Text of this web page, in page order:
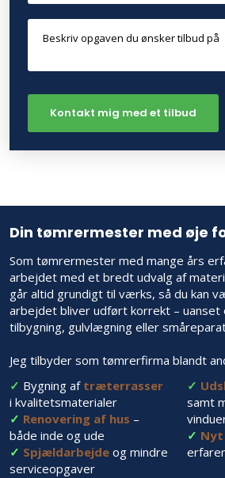
Din tømrermester med øje
Som tømrermester med mange års
arbejdet med et bredt udvalg af
går altid grundigt til værks, så du kan
arbejdet bliver udført korrekt –
tilbygning, gulvlægning eller
Jeg tilbyder som tømrerfirma blandt
✓ Bygning af træterrasser
i kvalitetsmaterialer​
✓ Renovering af hus –
både inde og ude
✓ Spjældarbejdeog mindre
serviceopgaver
✓
samt
✓